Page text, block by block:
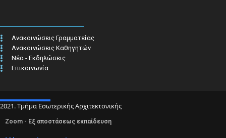
Ανακοινώσεις Γραμματείας
Ανακοινώσεις Καθηγητών
Νέα - Εκδηλώσεις
Επικοινωνία
2021. Τμήμα Εσωτερικής Αρχιτεκτονικής
Zoom - Εξ αποστάσεως εκπαίδευση